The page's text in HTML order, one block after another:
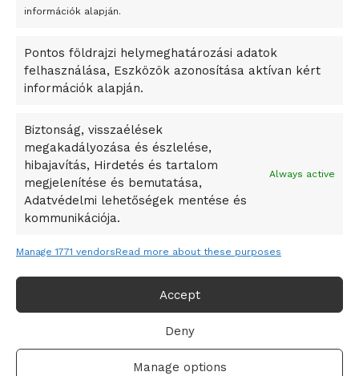
információk alapján.
Pontos földrajzi helymeghatározási adatok
felhasználása, Eszközök azonosítása aktívan kért
információk alapján.
Biztonság, visszaélések
megakadályozása és észlelése,
hibajavítás, Hirdetés és tartalom
megjelenítése és bemutatása,
Adatvédelmi lehetőségek mentése és
kommunikációja.
Always active
Manage 1771 vendorsRead more about these purposes
Accept
Deny
Manage options
A Startup Campus egyetemi programjainak legjobbjai az
A Ringo Starr új albummal jelentkezik
A Vajdasági Magyar Szövetség államtitkárait kinevezték
Dzsingisz kán hódító hadjárata okozta
Kuramagomedov ötödik, Muszukajev elődöntős – Birkózó
világkupa
Adatvédelmi irányelvek